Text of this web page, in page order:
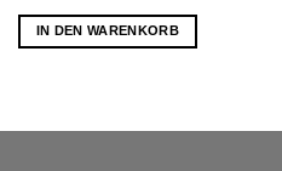
IN DEN WARENKORB